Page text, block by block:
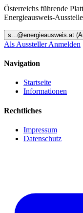
Österreichs führende
Energieausweis-
s ...@energieausweis.at
Als Aussteller Anmelden
Navigation
Startseite
Informationen
Rechtliches
Impressum
Datenschutz